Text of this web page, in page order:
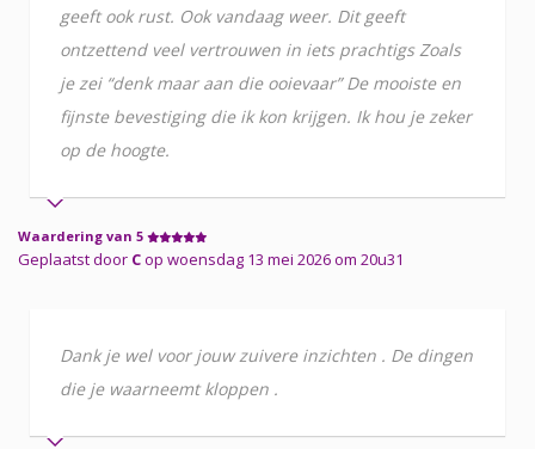
geeft ook rust. Ook vandaag weer. Dit geeft
ontzettend veel vertrouwen in iets prachtigs Zoals
je zei “denk maar aan die ooievaar” De mooiste en
fijnste bevestiging die ik kon krijgen. Ik hou je zeker
op de hoogte.
Waardering van 5
Geplaatst door Cop woensdag 13 mei 2026 om 20u31
Dank je wel voor jouw zuivere inzichten . De dingen
die je waarneemt kloppen .